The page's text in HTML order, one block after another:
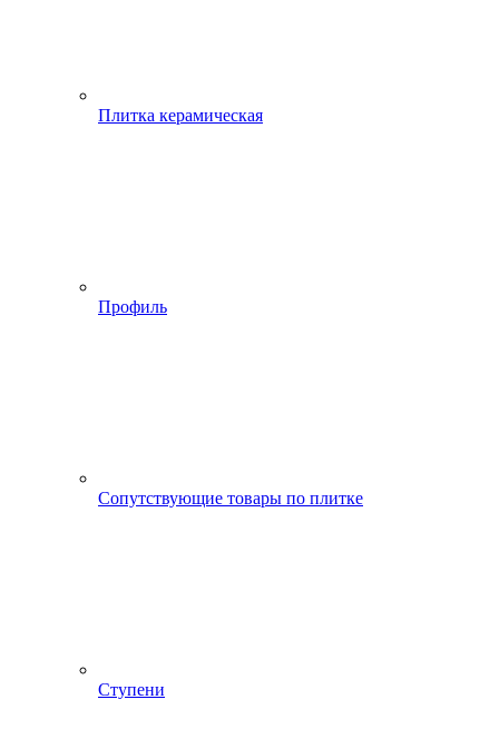
Плитка керамическая
Профиль
Сопутствующие товары по плитке
Ступени